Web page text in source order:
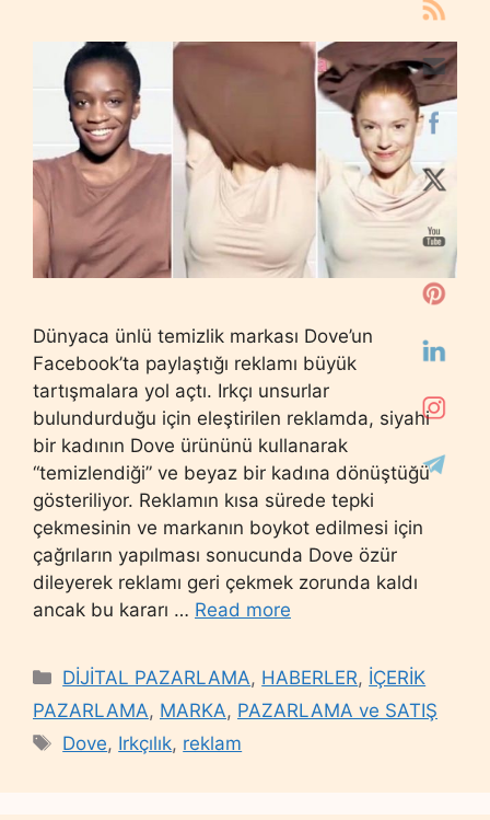
Dünyaca ünlü temizlik markası Dove’un
Facebook’ta paylaştığı reklamı büyük
tartışmalara yol açtı. Irkçı unsurlar
bulundurduğu için eleştirilen reklamda, siyahi
bir kadının Dove ürününü kullanarak
“temizlendiği” ve beyaz bir kadına dönüştüğü
gösteriliyor. Reklamın kısa sürede tepki
çekmesinin ve markanın boykot edilmesi için
çağrıların yapılması sonucunda Dove özür
dileyerek reklamı geri çekmek zorunda kaldı
ancak bu kararı … Read more
Categories
DİJİTAL PAZARLAMA, HABERLER, İÇERİK
PAZARLAMA, MARKA, PAZARLAMA ve SATIŞ
Tags
Dove, Irkçılık, reklam